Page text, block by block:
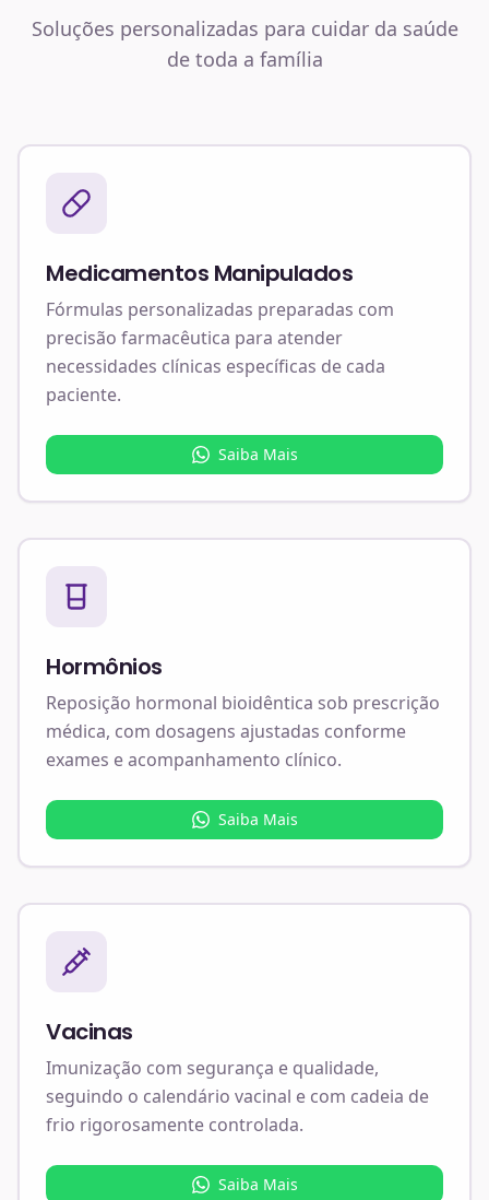
Soluções personalizadas para cuidar da saúde
de toda a família
Medicamentos Manipulados
Fórmulas personalizadas preparadas com
precisão farmacêutica para atender
necessidades clínicas específicas de cada
paciente.
Saiba Mais
Hormônios
Reposição hormonal bioidêntica sob prescrição
médica, com dosagens ajustadas conforme
exames e acompanhamento clínico.
Saiba Mais
Vacinas
Imunização com segurança e qualidade,
seguindo o calendário vacinal e com cadeia de
frio rigorosamente controlada.
Saiba Mais